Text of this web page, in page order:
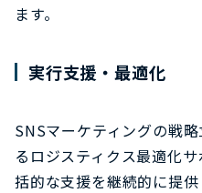
ます。
実行支援・最適化
SNSマーケティングの戦
るロジスティクス最適化
括的な支援を継続的に提